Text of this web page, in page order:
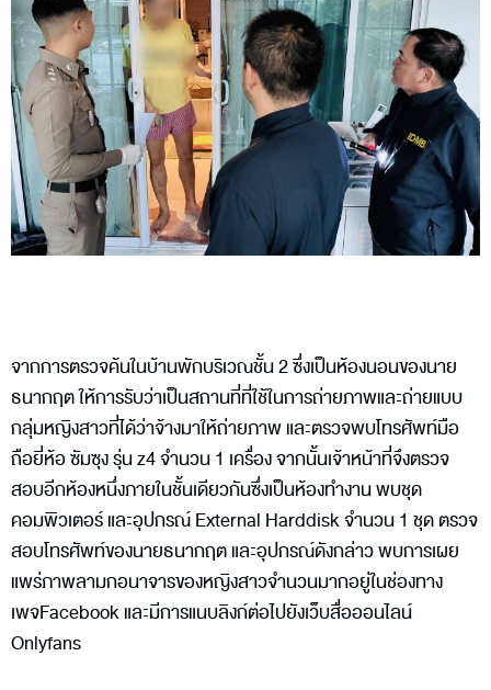
จากการตรวจค้นในบ้านพักบริเวณชั้น 2 ซึ่งเป็นห้องนอนของนาย
ธนากฤต ให้การรับว่าเป็นสถานที่ที่ใช้ในการถ่ายภาพและถ่ายแบบ
กลุ่มหญิงสาวที่ได้ว่าจ้างมาให้ถ่ายภาพ และตรวจพบโทรศัพท์มือ
ถือยี่ห้อ ซัมซุง รุ่น z4 จำนวน 1 เครื่อง จากนั้นเจ้าหน้าที่จึงตรวจ
สอบอีกห้องหนึ่งภายในชั้นเดียวกันซึ่งเป็นห้องทำงาน พบชุด
คอมพิวเตอร์ และอุปกรณ์ External Harddisk จำนวน 1 ชุด ตรวจ
สอบโทรศัพท์ของนายธนากฤต และอุปกรณ์ดังกล่าว พบการเผย
แพร่ภาพลามกอนาจารของหญิงสาวจำนวนมากอยู่ในช่องทาง
เพจFacebook และมีการแนบลิงก์ต่อไปยังเว็บสื่อออนไลน์
Onlyfans